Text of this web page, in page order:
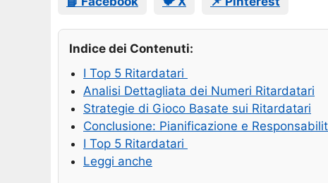
Indice dei Contenuti:
I Top 5 Ritardatari
Analisi Dettagliata dei Numeri Ritardatari
Strategie di Gioco Basate sui Ritardatari
Conclusione: Pianificazione e
I Top 5 Ritardatari
Leggi anche